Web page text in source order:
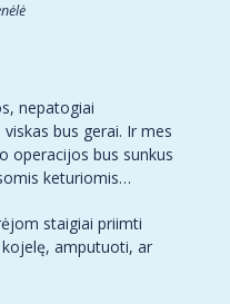
nepatogiai
bus gerai. Ir mes
operacijos bus sunkus
keturiomis…
staigiai priimti
amputuoti, ar